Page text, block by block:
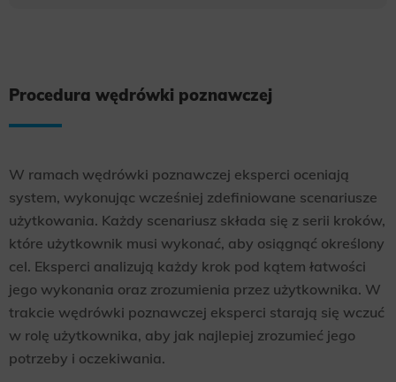
Procedura wędrówki poznawczej
W ramach wędrówki poznawczej eksperci oceniają
system, wykonując wcześniej zdefiniowane scenariusze
użytkowania. Każdy scenariusz składa się z serii kroków,
które użytkownik musi wykonać, aby osiągnąć określony
cel. Eksperci analizują każdy krok pod kątem łatwości
jego wykonania oraz zrozumienia przez użytkownika. W
trakcie wędrówki poznawczej eksperci starają się wczuć
w rolę użytkownika, aby jak najlepiej zrozumieć jego
potrzeby i oczekiwania.